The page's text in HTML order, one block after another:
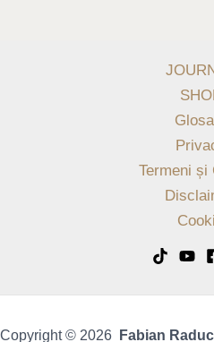
Termeni și
Copyright © 2026 Fabian